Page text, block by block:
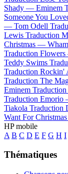
Shady — Eminem
Someone You
— Tom Odell
Lewis Traduction
Christmas — Wham
Traduction
Teddy Swims
Traduction Rockin'
Traduction The
Eminem
Traduction
Tiakola
Want For
HP mobile
A B C D E F G H I
Thématiques